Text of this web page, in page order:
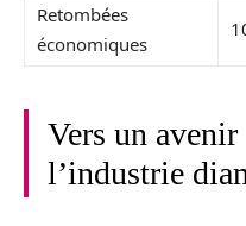
Retombées
économiques
Vers un
l’industrie